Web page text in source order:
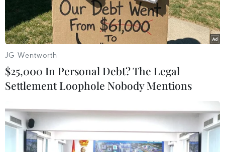
JG Wentworth
$25,000 In Personal Debt? The Legal
Settlement Loophole Nobody Mentions